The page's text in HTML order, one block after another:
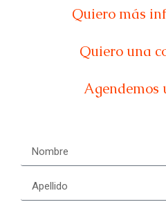
Quiero más
Quiero una
Agendemos